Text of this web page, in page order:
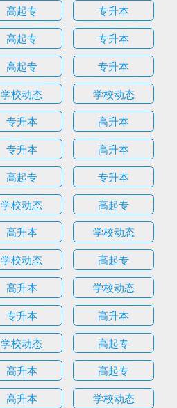
高起专
专升本
高起专
专升本
高起专
专升本
学校动态
学校动态
专升本
高升本
专升本
高升本
高起专
专升本
学校动态
高起专
高升本
学校动态
学校动态
高起专
高升本
学校动态
专升本
高升本
学校动态
高起专
高升本
高起专
高升本
学校动态